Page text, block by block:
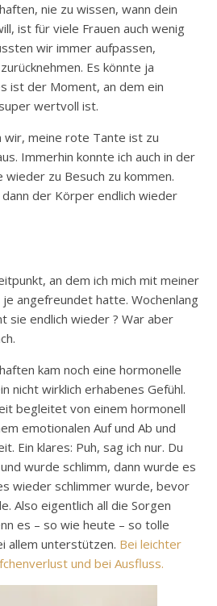
nie zu wissen, wann dein
ist für viele Frauen auch wenig
wir immer aufpassen,
Es könnte ja
ist der Moment, an dem ein
wertvoll ist.
meine rote Tante ist zu
Immerhin konnte ich auch in der
zu Besuch zu kommen.
dann der Körper endlich wieder
an dem ich mich mit meiner
angefreundet hatte. Wochenlang
sie endlich wieder ? War aber
kam noch eine hormonelle
nicht wirklich erhabenes Gefühl.
begleitet von einem hormonell
emotionalen Auf und Ab und
Ein klares: Puh, sag ich nur. Du
wurde schlimm, dann wurde es
wieder schlimmer wurde, bevor
Also eigentlich all die Sorgen
es – so wie heute – so tolle
allem unterstützen. Bei leichter
und bei Ausfluss.